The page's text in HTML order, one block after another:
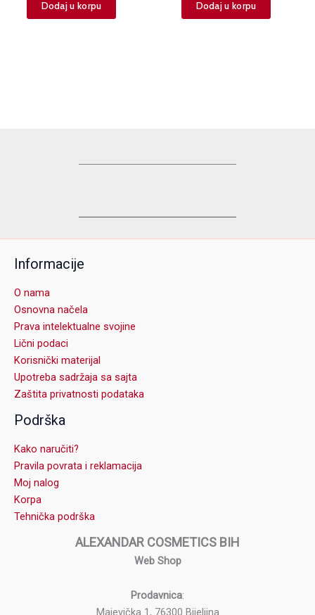
Dodaj u korpu Dodaj u korpu
Informacije
O nama
Osnovna načela
Prava intelektualne svojine
Lični podaci
Korisnički materijal
Upotreba sadržaja sa sajta
Zaštita privatnosti podataka
Podrška
Kako naručiti?
Pravila povrata i reklamacija
Moj nalog
Korpa
Tehnička podrška
ALEXANDAR COSMETICS BIH
Web Shop
Prodavnica: